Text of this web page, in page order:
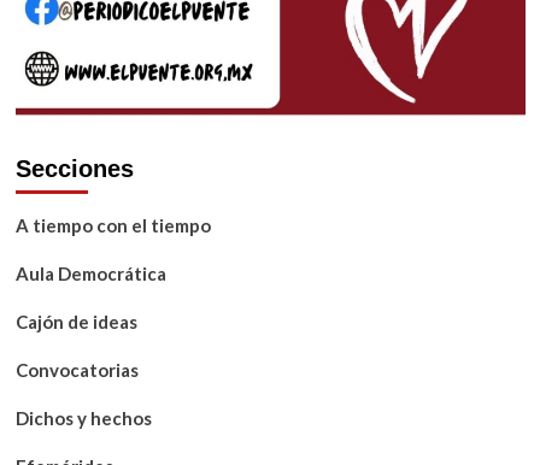
Secciones
A tiempo con el tiempo
Aula Democrática
Cajón de ideas
Convocatorias
Dichos y hechos